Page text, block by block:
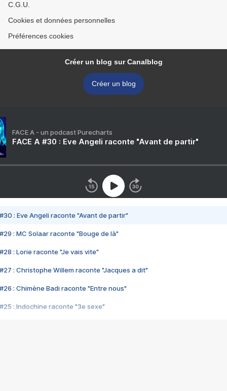
C.G.U.
Cookies et données personnelles
Préférences cookies
Créer un blog sur Canalblog
Créer un blog
FACE A - un podcast Purecharts
FACE A #30 : Eve Angeli raconte "Avant de partir"
#30 : Eve Angeli raconte "Avant de partir"
#29 : MC Solaar raconte "Bouge de là"
#28 : Lorie raconte "Je vais vite"
#27 : Christophe Willem raconte "Jacques a dit"
#26 : Chimène Badi raconte "Entre nous"
#25 : Indochine raconte "3e sexe"